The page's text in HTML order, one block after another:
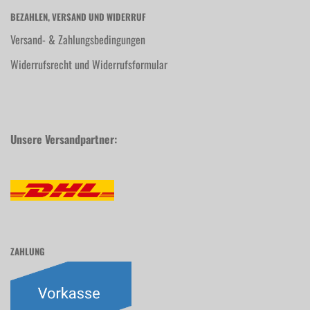
BEZAHLEN, VERSAND UND WIDERRUF
Versand- & Zahlungsbedingungen
Widerrufsrecht und Widerrufsformular
Unsere Versandpartner:
ZAHLUNG